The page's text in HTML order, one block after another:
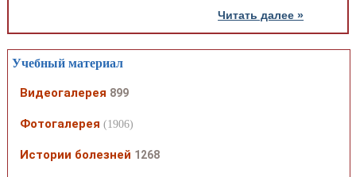
Читать далее »
Учебный материал
Видеогалерея 899
Фотогалерея (1906)
Истории болезней 1268